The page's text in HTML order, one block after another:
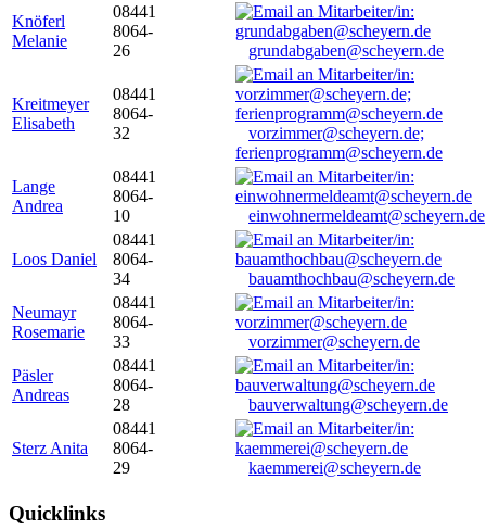
Knöferl
Melanie
08441
8064-
26
grundabgaben@scheyern.de
Kreitmeyer
Elisabeth
08441
8064-
32
vorzimmer@scheyern.de;
ferienprogramm@scheyern.de
Lange
Andrea
08441
8064-
10
einwohnermeldeamt@scheyern.de
Loos Daniel
08441
8064-
34
bauamthochbau@scheyern.de
Neumayr
Rosemarie
08441
8064-
33
vorzimmer@scheyern.de
Päsler
Andreas
08441
8064-
28
bauverwaltung@scheyern.de
Sterz Anita
08441
8064-
29
kaemmerei@scheyern.de
Quicklinks